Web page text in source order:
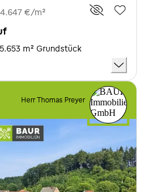
4.647 €/m²
5.653 m² Grundstück
Herr Thomas Preyer